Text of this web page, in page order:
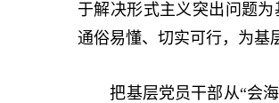
于解决形式主义突出问题为
通俗易懂、切实可行，为基
把基层党员干部从“会海”